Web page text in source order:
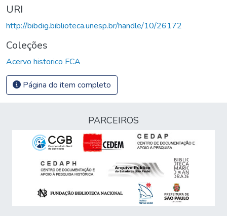
URI
http://bibdig.biblioteca.unesp.br/handle/10/26172
Coleções
Acervo historico FCA
Página do item completo
PARCEIROS